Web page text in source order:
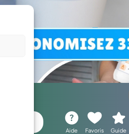
Aide Favoris Guide